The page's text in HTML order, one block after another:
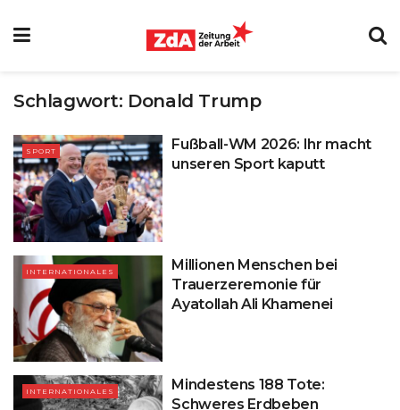
Schlagwort: Donald Trump
SPORT
Fußball-WM 2026: Ihr macht
unseren Sport kaputt
INTERNATIONALES
Millionen Menschen bei
Trauerzeremonie für
Ayatollah Ali Khamenei
INTERNATIONALES
Mindestens 188 Tote:
Schweres Erdbeben